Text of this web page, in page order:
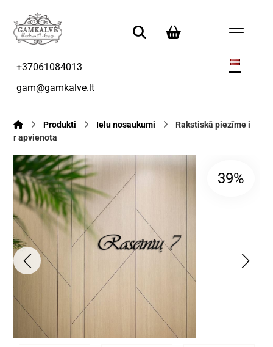
+37061084013
gam@gamkalve.lt
Produkti Ielu nosaukumi
Rakstiskā piezīme i
r apvienota
39%